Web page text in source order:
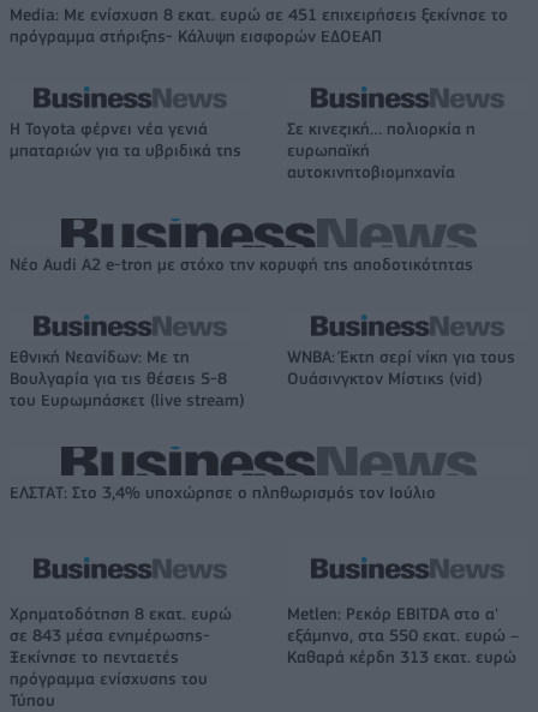
Media: Με ενίσχυση 8 εκατ. ευρώ σε 451 επιχειρήσεις ξεκίνησε το
πρόγραμμα στήριξης- Κάλυψη εισφορών ΕΔΟΕΑΠ
Η Toyota φέρνει νέα γενιά
μπαταριών για τα υβριδικά της
Σε κινεζική… πολιορκία η
ευρωπαϊκή
αυτοκινητοβιομηχανία
Νέο Audi A2 e-tron με στόχο την κορυφή της αποδοτικότητας
Εθνική Νεανίδων: Με τη
Βουλγαρία για τις θέσεις 5-8
του Ευρωμπάσκετ (live stream)
WNBA: Έκτη σερί νίκη για τους
Ουάσινγκτον Μίστικς (vid)
ΕΛΣΤΑΤ: Στο 3,4% υποχώρησε ο πληθωρισμός τον Ιούλιο
Χρηματοδότηση 8 εκατ. ευρώ
σε 843 μέσα ενημέρωσης-
Ξεκίνησε το πενταετές
πρόγραμμα ενίσχυσης του
Τύπου
Metlen: Ρεκόρ EBITDA στο α'
εξάμηνο, στα 550 εκατ. ευρώ –
Καθαρά κέρδη 313 εκατ. ευρώ